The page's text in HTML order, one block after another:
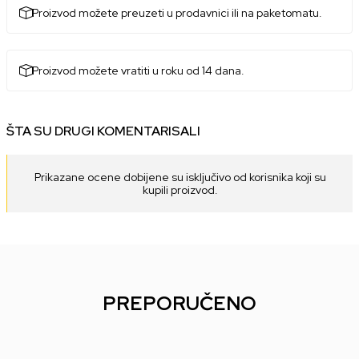
Proizvod možete preuzeti u prodavnici ili na paketomatu.
Proizvod možete vratiti u roku od 14 dana.
ŠTA SU DRUGI KOMENTARISALI
Prikazane ocene dobijene su isključivo od korisnika koji su
kupili proizvod.
PREPORUČENO